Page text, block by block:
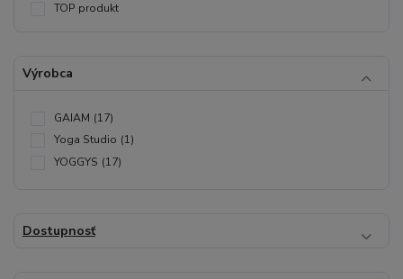
TOP produkt
Výrobca
GAIAM (17)
Yoga Studio (1)
YOGGYS (17)
Dostupnosť